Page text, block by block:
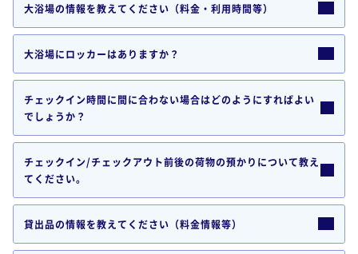
大浴場の情報を教えてください（料金・利用時間等）
大浴場にロッカーはありますか？
チェックイン時間に間に合わない場合はどのようにすればよい
でしょうか？
チェックイン/チェックアウト前後の荷物の預かりについて教え
てください。
貸出品の情報を教えてください（料金情報等）